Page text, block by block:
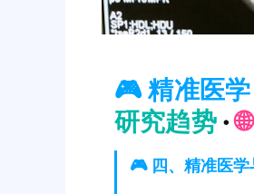
🎮 精准医学
研究趋势 ·
🎮 四、精准医